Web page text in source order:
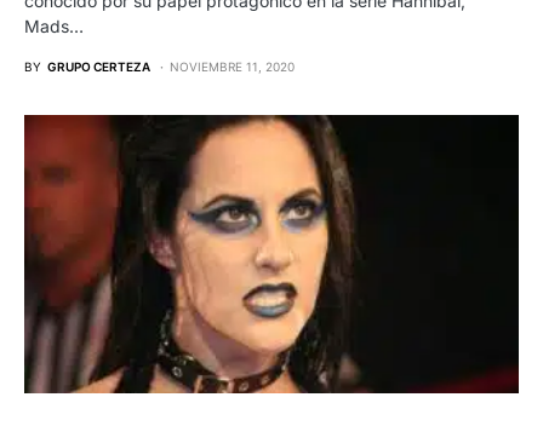
Mads…
BY GRUPO CERTEZA NOVIEMBRE 11, 2020